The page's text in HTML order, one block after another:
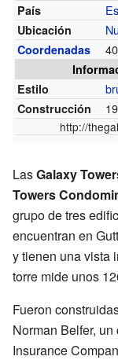
País
Ubicación
Coordenadas
Estilo
Construcción
http://
LasGalaxy
Towers
grupo de tres
encuentran en
y tienen una vista
torre mide unos
Fueron
Norman Belfer,
Insurance